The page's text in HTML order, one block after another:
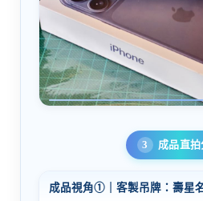
成品直
成品視角①｜客製吊牌：壽星